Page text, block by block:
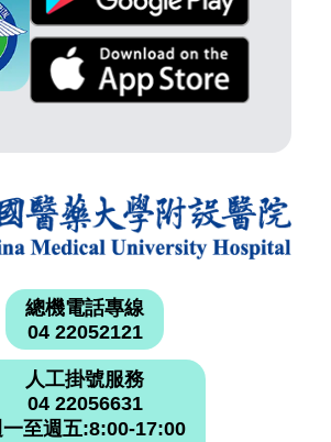
總機電話專線
04 22052121
人工掛號服務
04 22056631
至週五:8:00-17:00